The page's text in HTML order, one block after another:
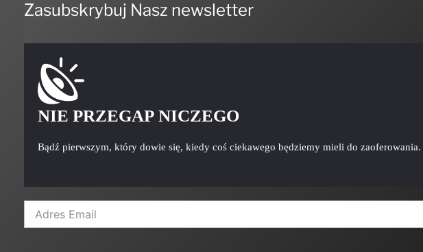
Zasubskrybuj Nasz newsletter
NIE PRZEGAP NICZEGO
Bądź pierwszym, który dowie się, kiedy coś ciekawego będziemy mieli do zaoferowania.